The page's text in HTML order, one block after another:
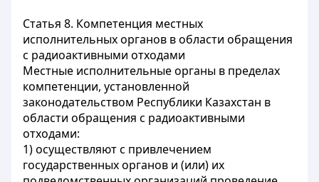
Статья 8. Компетенция местных
исполнительных органов в области обращения
с радиоактивными отходами
Местные исполнительные органы в пределах
компетенции, установленной
законодательством Республики Казахстан в
области обращения с радиоактивными
отходами:
1) осуществляют с привлечением
государственных органов и (или) их